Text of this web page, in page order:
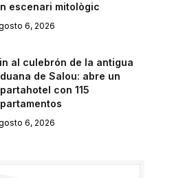
escenari mitològic
6, 2026
al culebrón de la antigua
de Salou: abre un
con 115
6, 2026